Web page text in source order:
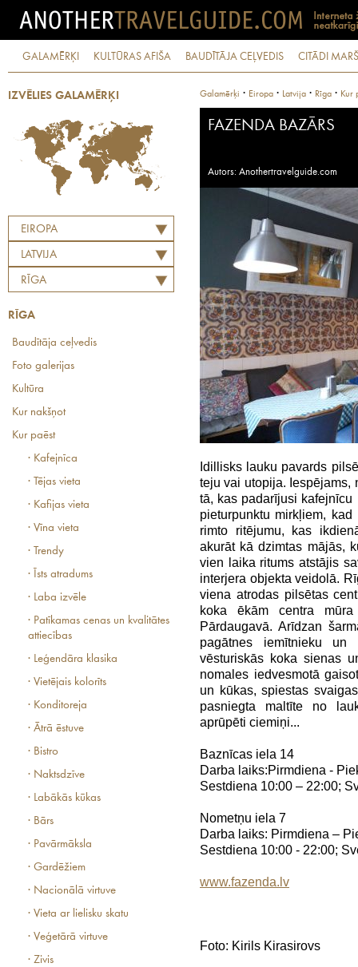
GALAMĒRĶI KULTŪRAS AFIŠA BAUDĪTĀJA CEĻVEDIS CITĀDI
IZVĒLIES GALAMĒRĶI
EIROPA
LATVIJA
RĪGA
RĪGA
Baudītāja ceļvedis
Foto galerijas
Kultūra
Kur nakšņot
Kur paēst
· Kafejnīca
· Tējas vieta
· Kafijas vieta
· Vīna vieta
· Trendy
· Īsts atradums
· Laba izvēle
· Patīkamas cenas un kvalitātes
attiecības
· Leģendāra klasika
· Vietējais kolorīts
· Konditoreja
· Ātrā ēstuve
· Bistro
· Naktsdzīve
· Labākās kūkas
· Bārs
· Pavārmāksla
· Gardēžiem
· Nacionālā virtuve
· Vieta ar lielisku skatu
· Veģetārā virtuve
· Zivis
Galamērķi · Eiropa · Latvija · Rīga · Kur
FAZENDA BAZĀRS
Autors: Anothertravelguide.com
Idillisks lauku pavards
teju vai utopija. Iespējams,
tā, kas padarījusi
pieturpunktu mirkļiem,
rimto ritējumu, kas
akurāt kā dzimtas mājās,
vien laika ritums atstājis
interjera objekta veidolā.
viena atrodas pilsētas
koka ēkām centra
Pārdaugavā. Arīdzan
pagātnes iemītnieku un
vēsturiskās koka sienas
nomales iedvesmotā
un kūkas, spiestas
pasniegta maltīte no
aprūpēti ciemiņi...
Baznīcas iela 14
Darba laiks:Pirmdiena -
Sestdiena 10:00 – 22:00;
Nometņu iela 7
Darba laiks: Pirmdiena –
Sestdiena 10:00 - 22:00;
www.fazenda.lv
Foto: Kirils Kirasirovs